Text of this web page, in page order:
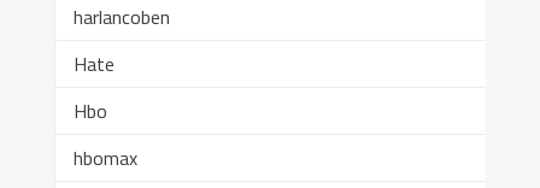
harlancoben
Hate
Hbo
hbomax